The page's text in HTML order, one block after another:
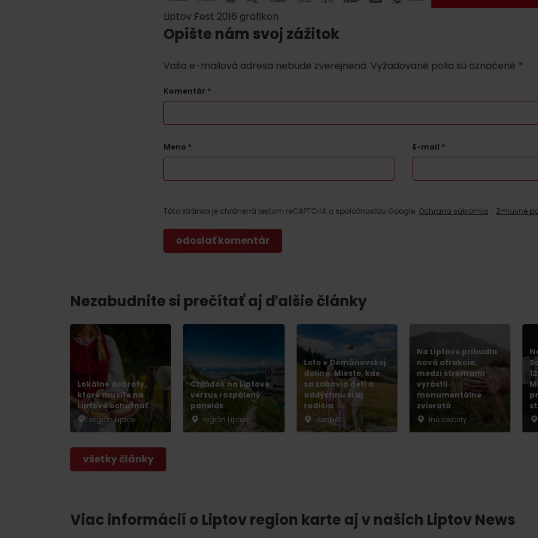
No data found for this source.
Ski&Aqua Bus
Autobusová
No data found for this source. No
Liptov Fest 2016 grafikon
Opíšte nám svoj zážitok
Vaša e-mailová adresa nebude zverejnená. Vyžadované polia sú označené *
Komentár *
Meno * E-mail *
Táto stránka je chránená testom reCAPTCHA a spoločnosťou Google. Ochrana súkromia - Zmluvné
Nezabudnite si prečítať aj ďalšie články
Lokálne dobroty,
ktoré musíte na
Liptove ochutnať
región Liptov
Chládok na Liptove
verzus rozpálený
panelák
región Liptov
Leto v Demänovskej
doline: Miesto, kde
sa zabavia deti a
oddýchnu si aj
rodičia
Jasná
Na Liptove pribudla
nová atrakcia,
medzi stromami
vyrástli
monumentálne
zvieratá
Iné lokality
všetky články
Viac informácií o Liptov region karte aj v našich Liptov News